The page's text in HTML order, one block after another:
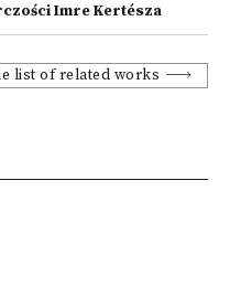
Imre Kertésza
list of related works